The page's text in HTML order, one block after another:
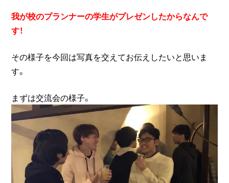
我が校のプランナーの学生がプレゼンしたからなんで
す！
その様子を今回は写真を交えてお伝えしたいと思いま
す。
まずは交流会の様子。